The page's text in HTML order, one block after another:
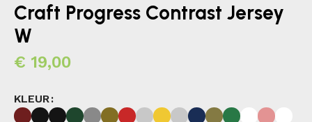
Craft Progress Contrast Jersey
W
€ 19,00
KLEUR